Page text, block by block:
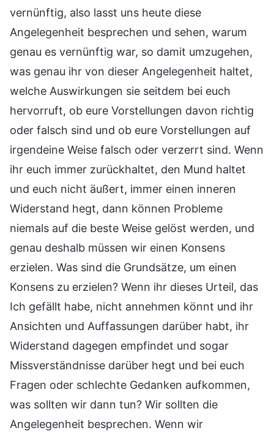
vernünftig, also lasst uns heute diese
Angelegenheit besprechen und sehen, warum
genau es vernünftig war, so damit umzugehen,
was genau ihr von dieser Angelegenheit haltet,
welche Auswirkungen sie seitdem bei euch
hervorruft, ob eure Vorstellungen davon richtig
oder falsch sind und ob eure Vorstellungen auf
irgendeine Weise falsch oder verzerrt sind. Wenn
ihr euch immer zurückhaltet, den Mund haltet
und euch nicht äußert, immer einen inneren
Widerstand hegt, dann können Probleme
niemals auf die beste Weise gelöst werden, und
genau deshalb müssen wir einen Konsens
erzielen. Was sind die Grundsätze, um einen
Konsens zu erzielen? Wenn ihr dieses Urteil, das
Ich gefällt habe, nicht annehmen könnt und ihr
Ansichten und Auffassungen darüber habt, ihr
Widerstand dagegen empfindet und sogar
Missverständnisse darüber hegt und bei euch
Fragen oder schlechte Gedanken aufkommen,
was sollten wir dann tun? Wir sollten die
Angelegenheit besprechen. Wenn wir